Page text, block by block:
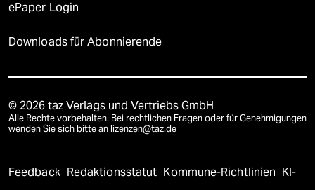
ePaper Login
Downloads für Abonnierende
© 2026 taz Verlags und Vertriebs GmbH
Alle Rechte vorbehalten. Bei rechtlichen Fragen oder für Genehmigungen
wenden Sie sich bitte an lizenzen@taz.de
Feedback Redaktionsstatut Kommune-Richtlinien KI-